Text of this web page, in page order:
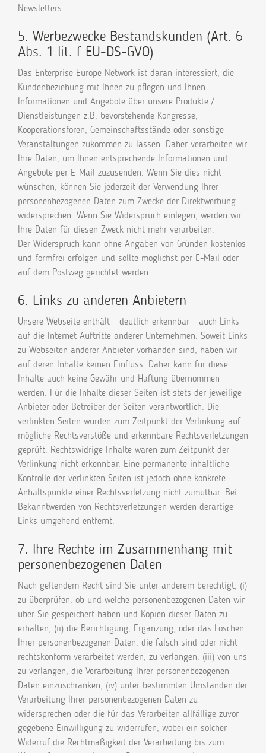
Newsletters.
5. Werbezwecke Bestandskunden (Art. 6
Abs. 1 lit. f EU-DS-GVO)
Das Enterprise Europe Network ist daran interessiert, die
Kundenbeziehung mit Ihnen zu pflegen und Ihnen
Informationen und Angebote über unsere Produkte /
Dienstleistungen z.B. bevorstehende Kongresse,
Kooperationsforen, Gemeinschaftsstände oder sonstige
Veranstaltungen zukommen zu lassen. Daher verarbeiten wir
Ihre Daten, um Ihnen entsprechende Informationen und
Angebote per E-Mail zuzusenden. Wenn Sie dies nicht
wünschen, können Sie jederzeit der Verwendung Ihrer
personenbezogenen Daten zum Zwecke der Direktwerbung
widersprechen. Wenn Sie Widerspruch einlegen, werden wir
Ihre Daten für diesen Zweck nicht mehr verarbeiten.
Der Widerspruch kann ohne Angaben von Gründen kostenlos
und formfrei erfolgen und sollte möglichst per E-Mail oder
auf dem Postweg gerichtet werden.
6. Links zu anderen Anbietern
Unsere Webseite enthält - deutlich erkennbar - auch Links
auf die Internet-Auftritte anderer Unternehmen. Soweit Links
zu Webseiten anderer Anbieter vorhanden sind, haben wir
auf deren Inhalte keinen Einfluss. Daher kann für diese
Inhalte auch keine Gewähr und Haftung übernommen
werden. Für die Inhalte dieser Seiten ist stets der jeweilige
Anbieter oder Betreiber der Seiten verantwortlich. Die
verlinkten Seiten wurden zum Zeitpunkt der Verlinkung auf
mögliche Rechtsverstöße und erkennbare Rechtsverletzungen
geprüft. Rechtswidrige Inhalte waren zum Zeitpunkt der
Verlinkung nicht erkennbar. Eine permanente inhaltliche
Kontrolle der verlinkten Seiten ist jedoch ohne konkrete
Anhaltspunkte einer Rechtsverletzung nicht zumutbar. Bei
Bekanntwerden von Rechtsverletzungen werden derartige
Links umgehend entfernt.
7. Ihre Rechte im Zusammenhang mit
personenbezogenen Daten
Nach geltendem Recht sind Sie unter anderem berechtigt, (i)
zu überprüfen, ob und welche personenbezogenen Daten wir
über Sie gespeichert haben und Kopien dieser Daten zu
erhalten, (ii) die Berichtigung, Ergänzung, oder das Löschen
Ihrer personenbezogenen Daten, die falsch sind oder nicht
rechtskonform verarbeitet werden, zu verlangen, (iii) von uns
zu verlangen, die Verarbeitung Ihrer personenbezogenen
Daten einzuschränken, (iv) unter bestimmten Umständen der
Verarbeitung Ihrer personenbezogenen Daten zu
widersprechen oder die für das Verarbeiten allfällige zuvor
gegebene Einwilligung zu widerrufen, wobei ein solcher
Widerruf die Rechtmäßigkeit der Verarbeitung bis zum